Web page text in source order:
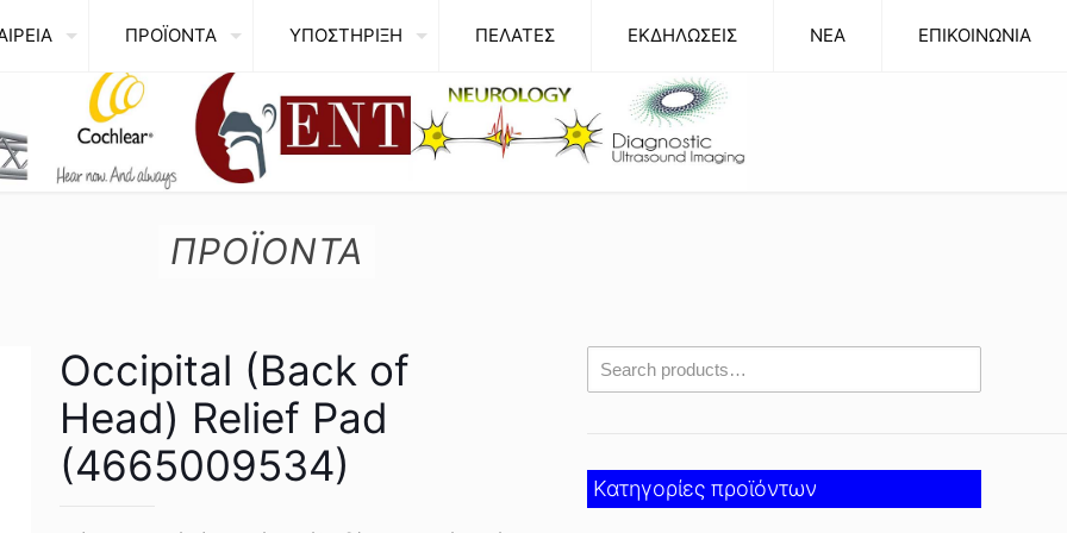
ΠΡΟΪΟΝΤΑ ΥΠΟΣΤΗΡΙΞΗ ΠΕΛΑΤΕΣ ΕΚΔΗΛΩΣΕΙΣ NEA ΕΠΙΚΟΙΝΩΝΙΑ
ΠΡΟΪΟΝΤΑ
Occipital (Back of
Head) Relief Pad
(4665009534)
Κατηγορίες προϊόντων